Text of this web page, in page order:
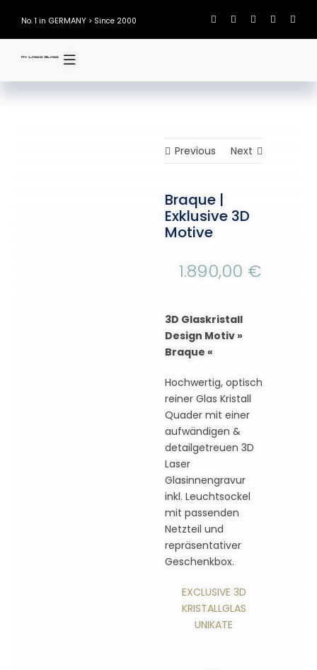
content
No. 1 in GERMANY > Since 2000
Previous Next
Braque |
Exklusive 3D
Motive
1.890,00 €
3D Glaskristall
Design Motiv »
Braque «
Hochwertig, optisch
reiner Glas Kristall
Quader mit einer
aufwändigen &
detailgetreuen 3D
Laser
Glasinnengravur
inkl. Leuchtsockel
mit passenden
Netzteil und
repräsentativer
Geschenkbox.
EXCLUSIVE 3D
KRISTALLGLAS
UNIKATE